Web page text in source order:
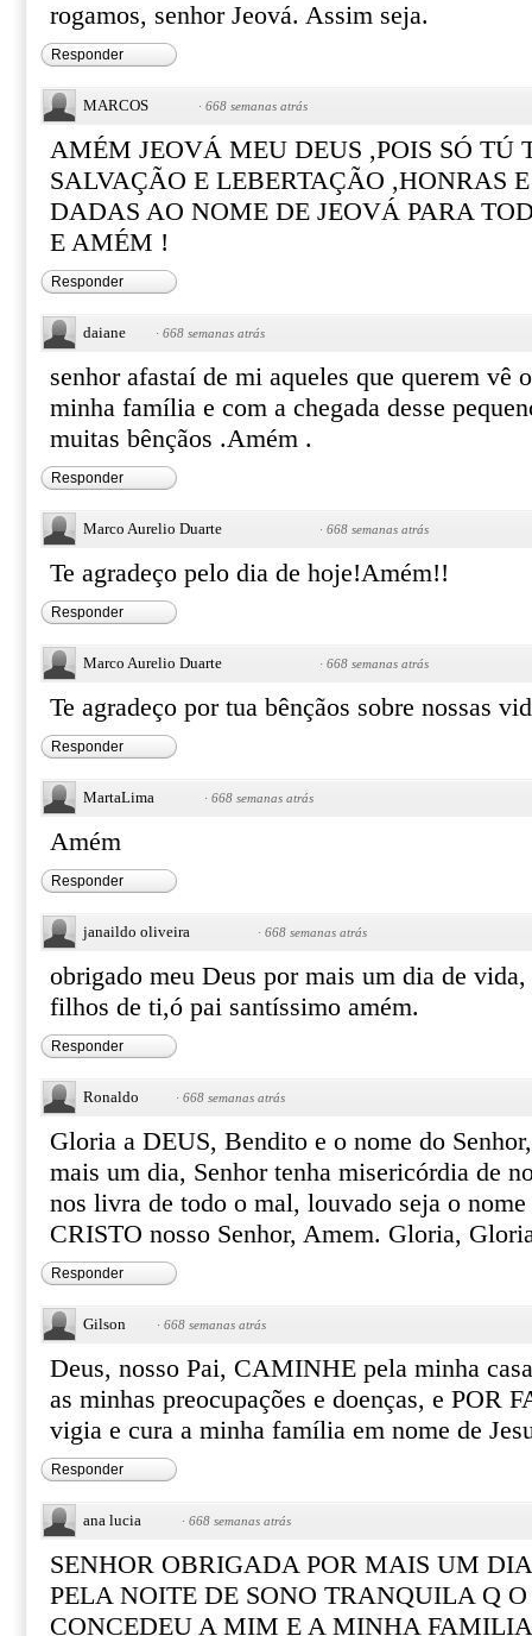
rogamos, senhor Jeová. Assim seja.
Responder
MARCOS · 668 semanas atrás
AMÉM JEOVÁ MEU DEUS ,POIS SÓ TÚ
SALVAÇÃO E LEBERTAÇÃO ,HONRAS
DADAS AO NOME DE JEOVÁ PARA
E AMÉM !
Responder
daiane · 668 semanas atrás
senhor afastaí de mi aqueles que querem vê
minha família e com a chegada desse
muitas bênçãos .Amém .
Responder
Marco Aurelio Duarte · 668 semanas atrás
Te agradeço pelo dia de hoje!Amém!!
Responder
Marco Aurelio Duarte · 668 semanas atrás
Te agradeço por tua bênçãos sobre nossas
Responder
MartaLima · 668 semanas atrás
Amém
Responder
janaildo oliveira · 668 semanas atrás
obrigado meu Deus por mais um dia de
filhos de ti,ó pai santíssimo amém.
Responder
Ronaldo · 668 semanas atrás
Gloria a DEUS, Bendito e o nome do
mais um dia, Senhor tenha misericórdia de
nos livra de todo o mal, louvado seja o
CRISTO nosso Senhor, Amem. Gloria,
Responder
Gilson · 668 semanas atrás
Deus, nosso Pai, CAMINHE pela minha
as minhas preocupações e doenças, e POR
vigia e cura a minha família em nome de
Responder
ana lucia · 668 semanas atrás
SENHOR OBRIGADA POR MAIS UM
PELA NOITE DE SONO TRANQUILA Q O
CONCEDEU A MIM E A MINHA